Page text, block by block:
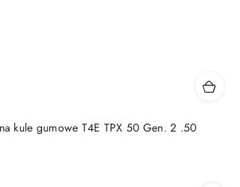
kule gumowe T4E TPX 50 Gen. 2 .50